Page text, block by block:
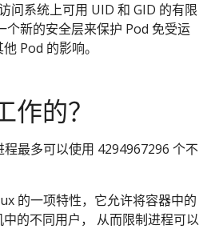
问系统上可用 UID 和 GID 的有限
个新的安全层来保护 Pod 免受运
Pod 的影响。
作的？
最多可以使用 4294967296 个不
的一项特性，它允许将容器中的
的不同用户， 从而限制进程可以